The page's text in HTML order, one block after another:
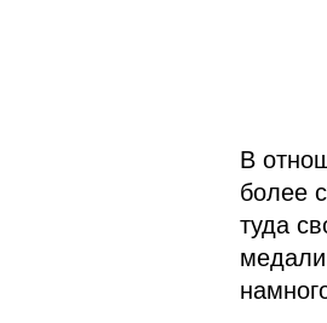
В
более
туда